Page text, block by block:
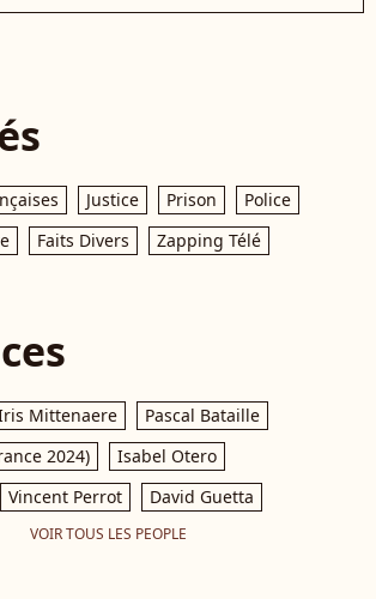
Justice Prison
Police
Faits Divers Zapping Télé
Mittenaere
Pascal Bataille
2024)
Isabel Otero
Vincent Perrot David Guetta
VOIR TOUS LES PEOPLE